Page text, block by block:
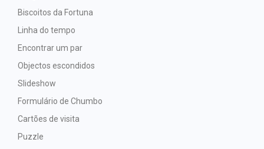
Biscoitos da Fortuna
Linha do tempo
Encontrar um par
Objectos escondidos
Slideshow
Formulário de Chumbo
Cartões de visita
Puzzle